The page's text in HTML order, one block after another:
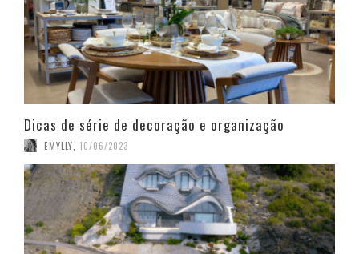
Dicas de série de decoração e organização
EMYLLY 10/06/2023